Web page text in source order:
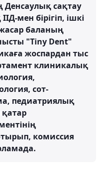
сақтау
мен бірігіп, ішкі
баланың
"Tiny Dent"
жоспардан тыс
клиникалық
сот-
педиатриялық
комиссия